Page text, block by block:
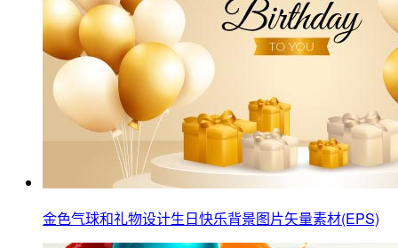
金色气球和礼物设计生日快乐背景图片矢量素材(EPS)